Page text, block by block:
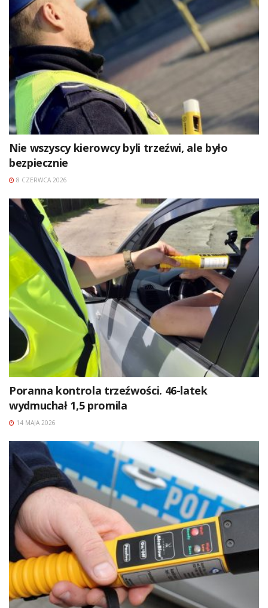
Nie wszyscy kierowcy byli trzeźwi, ale było
bezpiecznie
8 CZERWCA 2026
Poranna kontrola trzeźwości. 46-latek
wydmuchał 1,5 promila
14 MAJA 2026